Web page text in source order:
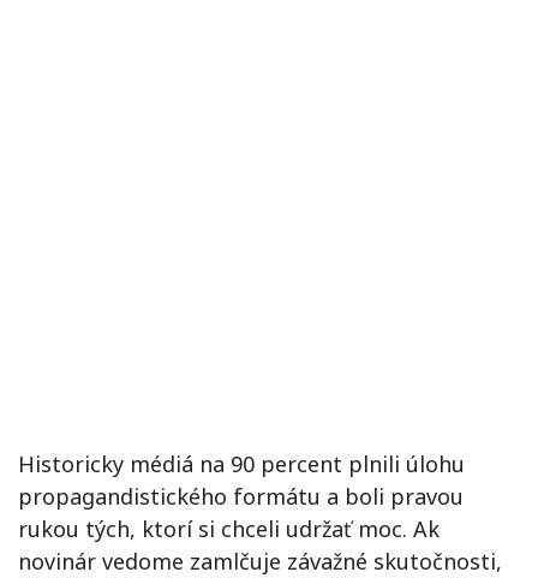
Historicky médiá na 90 percent plnili úlohu
propagandistického formátu a boli pravou
rukou tých, ktorí si chceli udržať moc. Ak
novinár vedome zamlčuje závažné skutočnosti,